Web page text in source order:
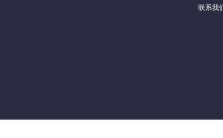
联系我